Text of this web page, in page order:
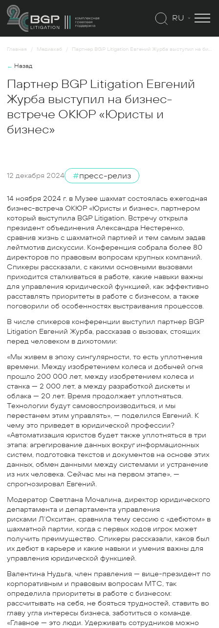
RU
Главная Медиахаб Партнер BGP Litigation Евгений Журба выступил на бизнес-встрече ОКЮР «Юристы и бизнес»
← Назад
Партнер BGP Litigation Евгений
Журба выступил на бизнес-
встрече ОКЮР «Юристы и
бизнес»
12 декабря 2024 #пресс-релиз
14 ноября 2024 г. в Музее шахмат состоялась ежегодная
бизнес-встреча ОКЮР «Юристы и бизнес», партнером
который выступила BGP Litigation. Встречу открыла
президент объединения Александра Нестеренко,
сравнив жизнь с шахматной партией и тем самым задав
лейтмотив дискуссии. Конференция собрала более 80
директоров по правовым вопросам крупных компаний.
Спикеры рассказали, с какими основными вызовами
приходится сталкиваться в работе, какие навыки важны
для управления юридической функцией, как эффективно
расставлять приоритеты в работе с бизнесом, а также
поговорили об особенностях выстраивания процессов.
В числе спикеров конференции выступил партнер BGP
Litigation Евгений Журба, рассказав о вызовах, стоящих
перед человеком в дихотомии:
«Мы живем в эпоху сингулярности, то есть уплотнения
времени. Между изобретением колеса и добычей огня
прошло 200 000 лет, между изобретением колеса и
станка — 2 000 лет, а между разработкой дискеты и
облака — 20 лет. Время продолжает уплотняться.
Технологии будут самовоспроизводиться, и мы
перестанем этим управлять», — поделился Евгений. К
чему это приведет в юридической профессии?
«Автоматизация юристов будет также уплотняться в три
этапа: агрегирование данных вокруг информационных
систем, подготовка текстов и документов на основе этих
данных, обмен данными между системами и устранение
из них человека. Сейчас мы на первом этапе», —
спрогнозировал Евгений.
Модератор Светлана Мочалина, директор юридического
департамента и департамента управления
рисками Л’Окситан, сравнила тему сессию с «дебютом» в
шахматной партии, когда с первых ходов игрок может
получить преимущество. Спикеры рассказали, каков был
их дебют в карьере и какие навыки и умения важны для
управления юридической функцией.
Валентина Нудьга, член правления — вице-президент по
корпоративным и правовым вопросам МТС, так
определила приоритеты в работе с бизнесом:
рассчитывать на себя, не бояться трудностей, ставить во
главу угла интересы бизнеса, заботиться о команде.
«Главное — это люди. Удерживать сотрудников можно